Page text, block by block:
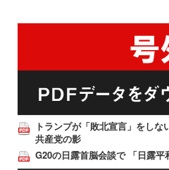
トランプが「敗北宣言」をし
共産党の影
G20の日露首脳会談で 「日露